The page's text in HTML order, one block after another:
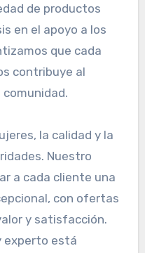
de productos
en el apoyo a los
que cada
contribuye al
la calidad y la
Nuestro
a cada cliente una
con ofertas
y satisfacción.
experto está